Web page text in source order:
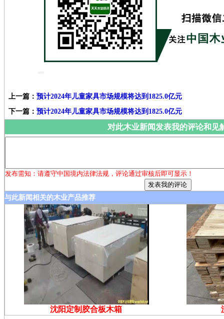
上一篇： 预计2024年儿童家具市场规模将达到1825.0亿元
下一篇： 预计2024年儿童家具市场规模将达到1825.0亿元
对此木业新闻发表我的评论和见
发布需知：请遵守中国境内法律法规，评论通过审核后即可显示！
与此新闻相关的木业产品推荐
沈阳定制胶合板木箱